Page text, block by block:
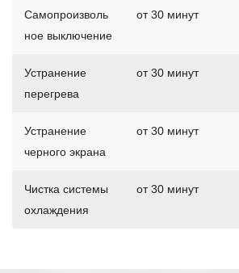
Самопроизволь
ное выключение
от 30 минут
Устранение
перегрева
от 30 минут
Устранение
черного экрана
от 30 минут
Чистка системы
охлаждения
от 30 минут